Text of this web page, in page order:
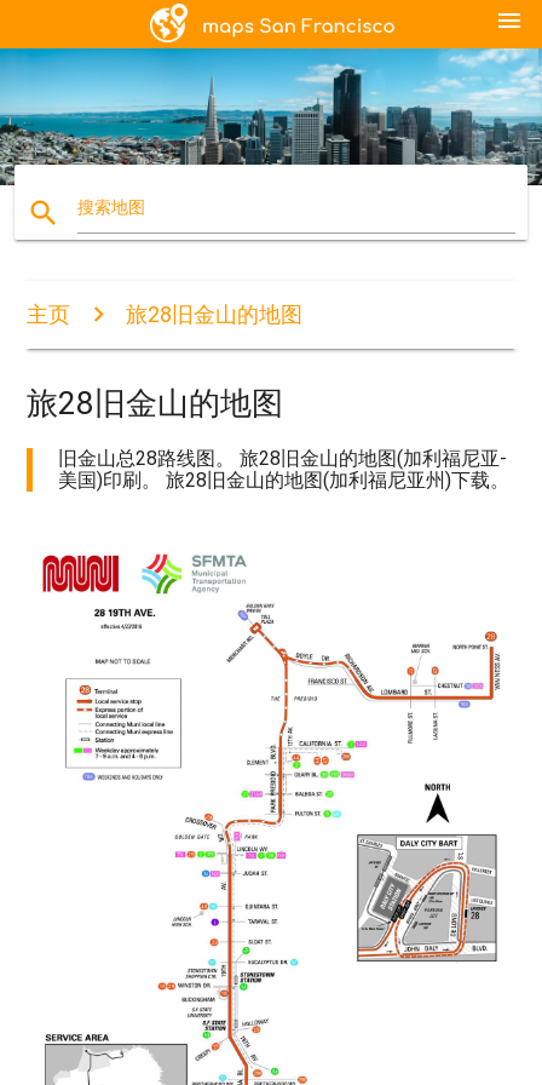
menu
search 搜索地图
主页 旅28旧金山的地图
旅28旧金山的地图
旧金山总28路线图。 旅28旧金山的地图(加利福尼亚-
美国)印刷。 旅28旧金山的地图(加利福尼亚州)下载。